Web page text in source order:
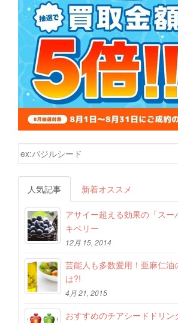
検索結果:
人気記事 新着オススメ
アサイー超える効果の「スー
キベリー
12月 15, 2014
芸能人も多数愛用！亜麻仁油
は?!
4月 21, 2015
おすすめのチアシードドリン